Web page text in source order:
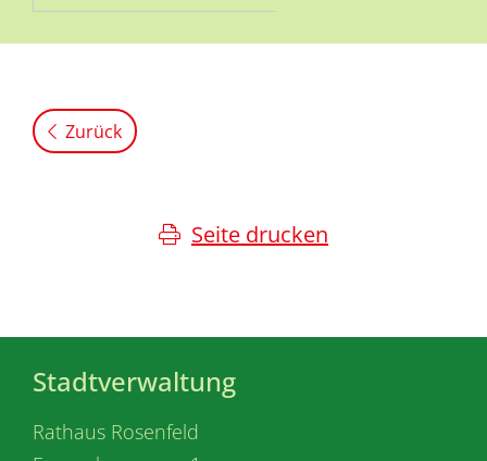
Zurück
Seite drucken
Stadtverwaltung
Rathaus Rosenfeld